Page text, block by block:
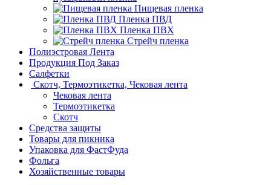
Пищевая пленка
Пленка ПВД
Пленка ПВХ
Стрейч пленка
Полиэстровая Лента
Продукция Под Заказ
Салфетки
Скотч, Термоэтикетка, Чековая лента
Чековая лента
Термоэтикетка
Скотч
Средства защиты
Товары для пикника
Упаковка для ФастФуда
Фольга
Хозяйственные товары